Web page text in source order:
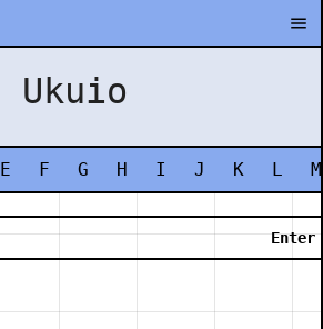
Ukuio
E F G H I J K L M